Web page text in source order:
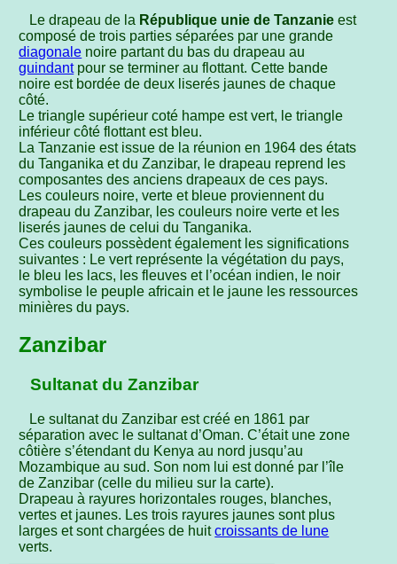
Le drapeau de la République unie de Tanzanieest
composé de trois parties séparées par une grande
diagonale noire partant du bas du drapeau au
guindantpour se terminer au flottant. Cette bande
noire est bordée de deux liserés jaunes de chaque
côté.
Le triangle supérieur coté hampe est vert, le triangle
inférieur côté flottant est bleu.
La Tanzanie est issue de la réunion en 1964 des états
du Tanganika et du Zanzibar, le drapeau reprend les
composantes des anciens drapeaux de ces pays.
Les couleurs noire, verte et bleue proviennent du
drapeau du Zanzibar, les couleurs noire verte et les
liserés jaunes de celui du Tanganika.
Ces couleurs possèdent également les significations
suivantes : Le vert représente la végétation du pays,
le bleu les lacs, les fleuves et l’océan indien, le noir
symbolise le peuple africain et le jaune les ressources
minières du pays.
Zanzibar
Sultanat du Zanzibar
Le sultanat du Zanzibar est créé en 1861 par
séparation avec le sultanat d’Oman. C’était une zone
côtière s’étendant du Kenya au nord jusqu’au
Mozambique au sud. Son nom lui est donné par l’île
de Zanzibar (celle du milieu sur la carte).
Drapeau à rayures horizontales rouges, blanches,
vertes et jaunes. Les trois rayures jaunes sont plus
larges et sont chargées de huitcroissants de lune
verts.